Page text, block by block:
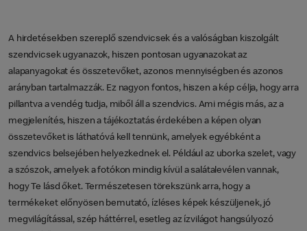
A hirdetésekben szereplő szendvicsek és a valóságban kiszolgált
szendvicsek ugyanazok, hiszen pontosan ugyanazokat az
alapanyagokat és összetevőket, azonos mennyiségben és azonos
arányban tartalmazzák. Ez nagyon fontos, hiszen a kép célja, hogy arra
pillantva a vendég tudja, miből áll a szendvics. Ami mégis más, az a
megjelenítés, hiszen a tájékoztatás érdekében a képen olyan
összetevőket is láthatóvá kell tennünk, amelyek egyébként a
szendvics belsejében helyezkednek el. Például az uborka szelet, vagy
a szószok, amelyek a fotókon mindig kívül a salátalevélen vannak,
hogy Te lásd őket. Természetesen törekszünk arra, hogy a
termékeket előnyösen bemutató, ízléses képek készüljenek, jó
megvilágítással, szép háttérrel, esetleg az ízvilágot hangsúlyozó